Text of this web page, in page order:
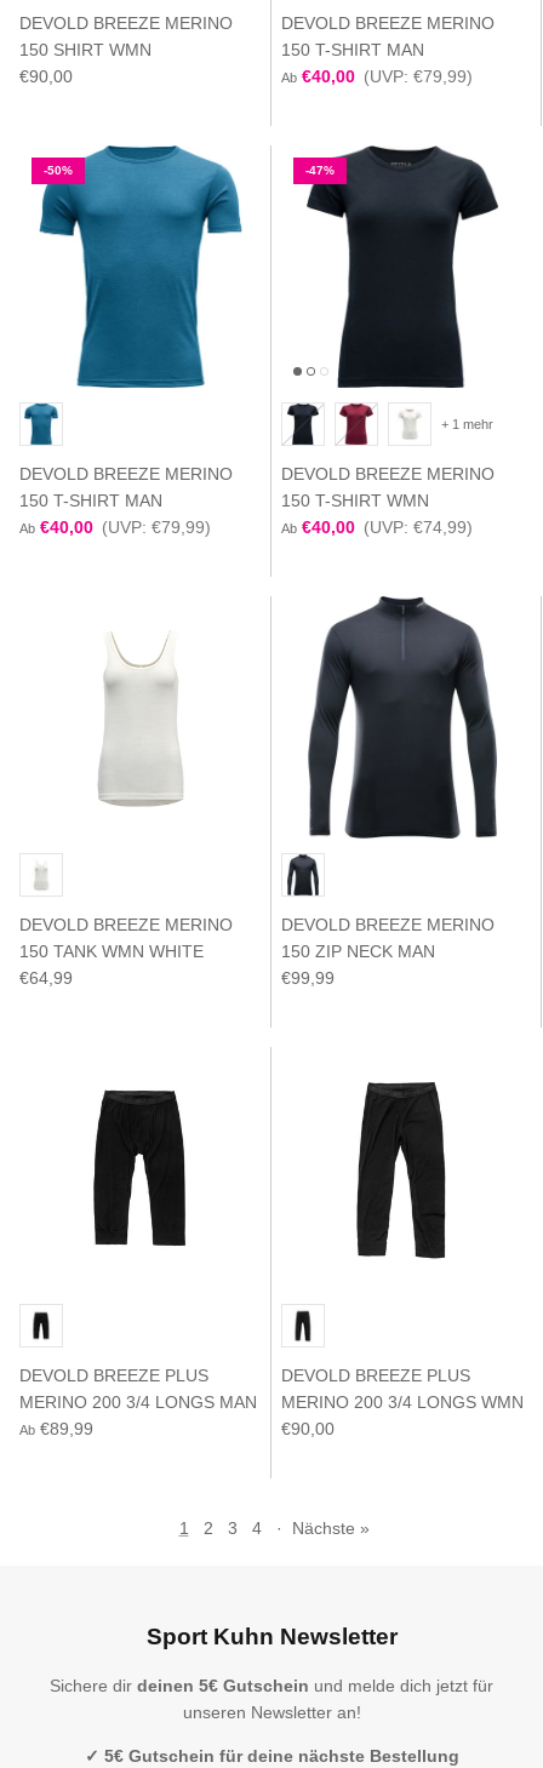
DEVOLD BREEZE MERINO
150 SHIRT WMN
€90,00
DEVOLD BREEZE MERINO
150 T-SHIRT MAN
Ab €40,00 (UVP: €79,99)
-50%
DEVOLD BREEZE MERINO
150 T-SHIRT MAN
Ab €40,00 (UVP: €79,99)
-47%
DEVOLD BREEZE MERINO
150 T-SHIRT WMN
Ab €40,00 (UVP: €74,99)
+ 1 mehr
DEVOLD BREEZE MERINO
150 TANK WMN WHITE
€64,99
DEVOLD BREEZE MERINO
150 ZIP NECK MAN
€99,99
DEVOLD BREEZE PLUS
MERINO 200 3/4 LONGS MAN
Ab €89,99
DEVOLD BREEZE PLUS
MERINO 200 3/4 LONGS WMN
€90,00
1 2 3 4 · Nächste »
Sport Kuhn Newsletter
Sichere dir deinen 5€ Gutschein und melde dich jetzt für
unseren Newsletter an!
✓ 5€ Gutschein für deine nächste Bestellung